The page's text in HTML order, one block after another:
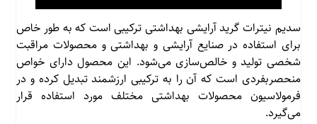
سدیم نیترات گرید آرایشی بهداشتی ترکیبی است که به طور خاص
برای استفاده در صنایع آرایشی و بهداشتی و محصولات مراقبت
شخصی تولید و خالص‌سازی می‌شود. این محصول دارای خواص
منحصربفردی است که آن را به ترکیبی ارزشمند تبدیل کرده و در
فرمولاسیون محصولات بهداشتی مختلف مورد استفاده قرار
می‌گیرد.